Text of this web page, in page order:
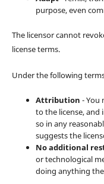
purpose, even
The licensor cannot
license terms.
Under the following
Attribution - You
to the license, and
so in any
suggests the
No additional
or technological
doing anything